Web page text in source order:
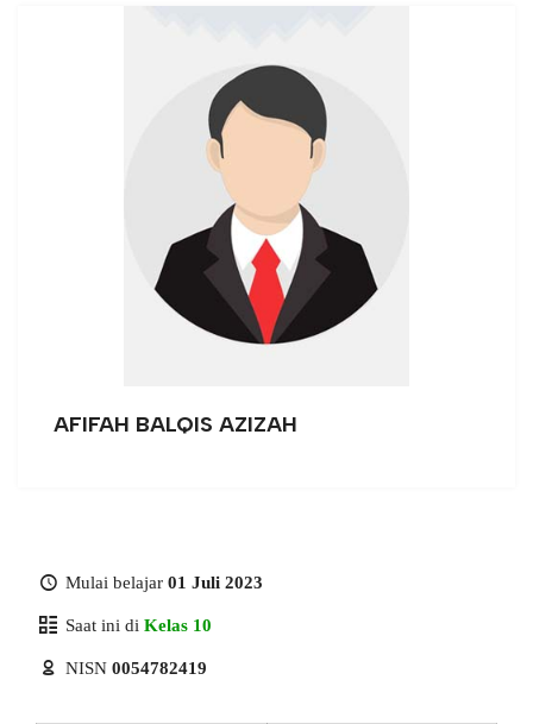
AFIFAH BALQIS AZIZAH
Mulai belajar 01 Juli 2023
Saat ini di Kelas 10
NISN 0054782419